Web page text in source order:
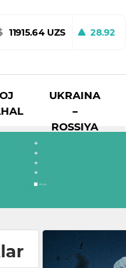
11915.64 UZS 28.92
UKRAINA
–
ROSSIYA